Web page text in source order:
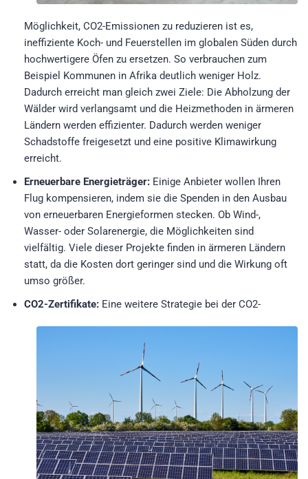
Möglichkeit, CO2-Emissionen zu reduzieren ist es,
ineffiziente Koch- und Feuerstellen im globalen Süden durch
hochwertigere Öfen zu ersetzen. So verbrauchen zum
Beispiel Kommunen in Afrika deutlich weniger Holz.
Dadurch erreicht man gleich zwei Ziele: Die Abholzung der
Wälder wird verlangsamt und die Heizmethoden in ärmeren
Ländern werden effizienter. Dadurch werden weniger
Schadstoffe freigesetzt und eine positive Klimawirkung
erreicht.
Erneuerbare Energieträger: Einige Anbieter wollen Ihren
Flug kompensieren, indem sie die Spenden in den Ausbau
von erneuerbaren Energieformen stecken. Ob Wind-,
Wasser- oder Solarenergie, die Möglichkeiten sind
vielfältig. Viele dieser Projekte finden in ärmeren Ländern
statt, da die Kosten dort geringer sind und die Wirkung oft
umso größer.
CO2-Zertifikate: Eine weitere Strategie bei der CO2-